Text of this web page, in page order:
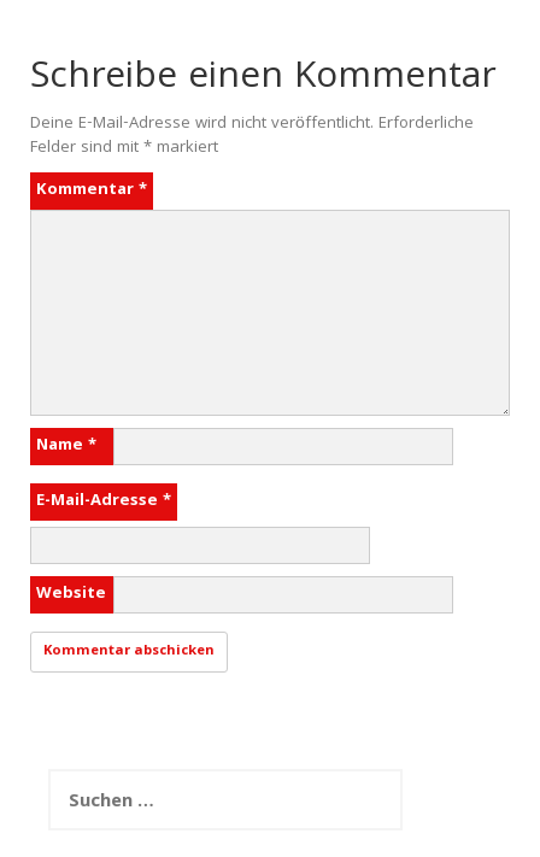
Schreibe einen Kommentar
Deine E-Mail-Adresse wird nicht veröffentlicht. Erforderliche
Felder sind mit* markiert
Kommentar*
Name *
E-Mail-Adresse *
Website
nach: